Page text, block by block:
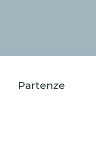
Partenze